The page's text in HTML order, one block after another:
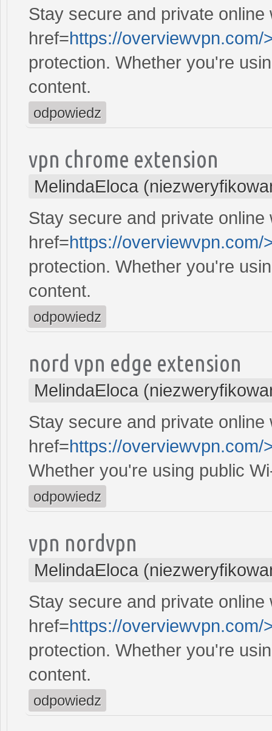
Stay secure and private online
href=https://overviewvpn.com/
protection. Whether you're
content.
odpowiedz
vpn chrome extension
MelindaEloca
Stay secure and private online
href=https://overviewvpn.com/
protection. Whether you're
content.
odpowiedz
nord vpn edge extension
MelindaEloca
Stay secure and private online
href=https://overviewvpn.com/
Whether you're using public
odpowiedz
vpn nordvpn
MelindaEloca
Stay secure and private online
href=https://overviewvpn.com/
protection. Whether you're
content.
odpowiedz